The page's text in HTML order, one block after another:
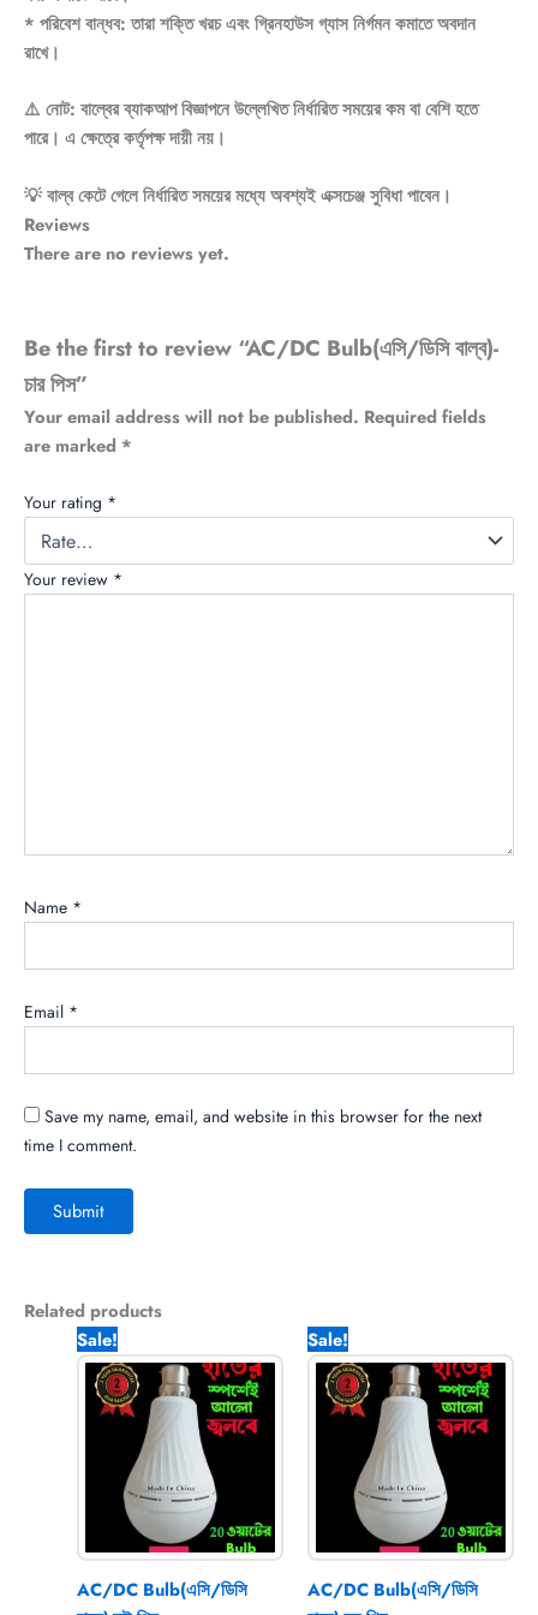
* পরিবেশ বান্ধব: তারা শক্তি খরচ এবং গ্রিনহাউস গ্যাস নির্গমন কমাতে অবদান
রাখে।
⚠️ নোট: বাল্বের ব্যাকআপ বিজ্ঞাপনে উল্লেখিত নির্ধারিত সময়ের কম বা বেশি হতে
পারে। এ ক্ষেত্রে কর্তৃপক্ষ দায়ী নয়।
💡 বাল্ব কেটে গেলে নির্ধারিত সময়ের মধ্যে অবশ্যই এক্সচেঞ্জ সুবিধা পাবেন।
Reviews
There are no reviews yet.
Be the first to review “AC/DC Bulb(এসি/ডিসি বাল্ব)-
চার পিস”
Your email address will not be published. Required fields
are marked *
Your rating *
Your review *
Name *
Email *
Save my name, email, and website in this browser for the next
time I comment.
Related products
Sale!
AC/DC Bulb(এসি/ডিসি
price
was:
1,040.00৳ .
price
is:
570.00৳ .
Sale!
AC/DC Bulb(এসি/ডিসি
price
was:
2,500.00৳ .
price
is: